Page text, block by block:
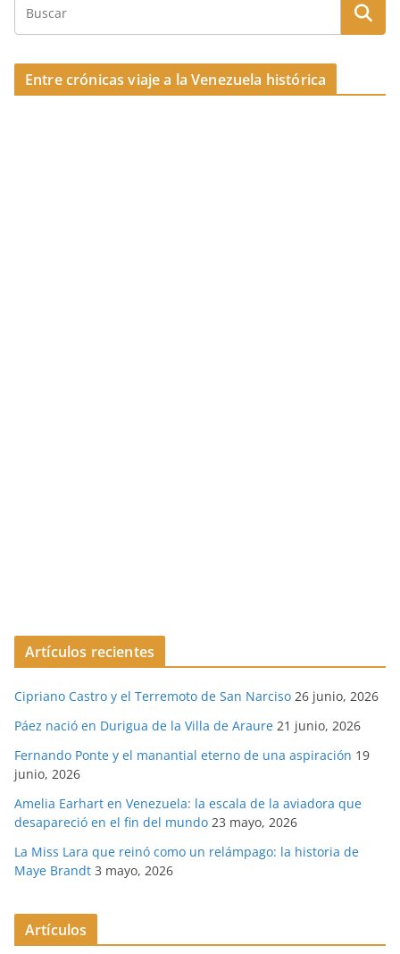
Entre crónicas viaje a la Venezuela histórica
Artículos recientes
Cipriano Castro y el Terremoto de San Narciso 26 junio, 2026
Páez nació en Durigua de la Villa de Araure 21 junio, 2026
Fernando Ponte y el manantial eterno de una aspiración 19
junio, 2026
Amelia Earhart en Venezuela: la escala de la aviadora que
desapareció en el fin del mundo 23 mayo, 2026
La Miss Lara que reinó como un relámpago: la historia de
Maye Brandt 3 mayo, 2026
Artículos